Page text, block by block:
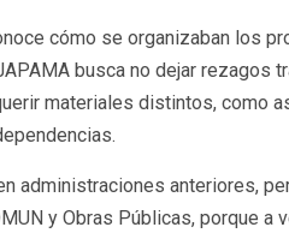
cómo se organizaban los
busca no dejar rezagos
materiales distintos, como
administraciones anteriores,
y Obras Públicas, porque a